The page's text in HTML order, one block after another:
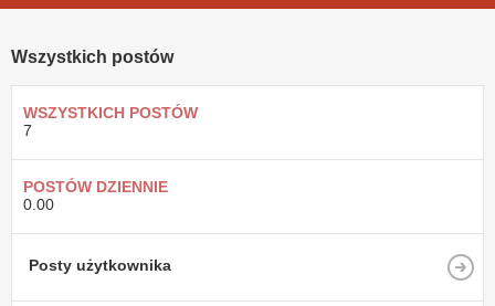
Wszystkich postów
WSZYSTKICH POSTÓW
7
POSTÓW DZIENNIE
0.00
Posty użytkownika